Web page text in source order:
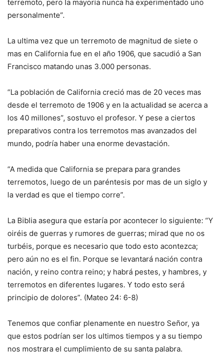
terremoto, pero la mayoría nunca ha experimentado uno
personalmente”.
La ultima vez que un terremoto de magnitud de siete o
mas en California fue en el año 1906, que sacudió a San
Francisco matando unas 3.000 personas.
“La población de California creció mas de 20 veces mas
desde el terremoto de 1906 y en la actualidad se acerca a
los 40 millones”, sostuvo el profesor. Y pese a ciertos
preparativos contra los terremotos mas avanzados del
mundo, podría haber una enorme devastación.
“A medida que California se prepara para grandes
terremotos, luego de un paréntesis por mas de un siglo y
la verdad es que el tiempo corre”.
La Biblia asegura que estaría por acontecer lo siguiente: “Y
oiréis de guerras y rumores de guerras; mirad que no os
turbéis, porque es necesario que todo esto acontezca;
pero aún no es el fin. Porque se levantará nación contra
nación, y reino contra reino; y habrá pestes, y hambres, y
terremotos en diferentes lugares. Y todo esto será
principio de dolores”. (Mateo 24: 6-8)
Tenemos que confiar plenamente en nuestro Señor, ya
que estos podrían ser los ultimos tiempos y a su tiempo
nos mostrara el cumplimiento de su santa palabra.